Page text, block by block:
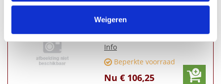
Weigeren
Yealink SIP-T53 VoIP
telefoon
Info
Beperkte voorraad
Nu € 106,25